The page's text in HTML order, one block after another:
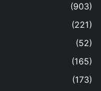
(903)
(221)
(52)
(165)
(173)